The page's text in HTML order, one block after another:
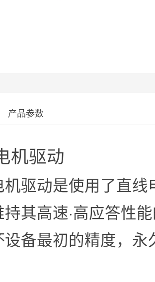
产品参数
机驱动
机驱动是使用了直
其高速·高应答性
备最初的精度，永